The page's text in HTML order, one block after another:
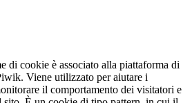
di cookie è associato alla piattaforma di
Viene utilizzato per aiutare i
il comportamento dei visitatori e